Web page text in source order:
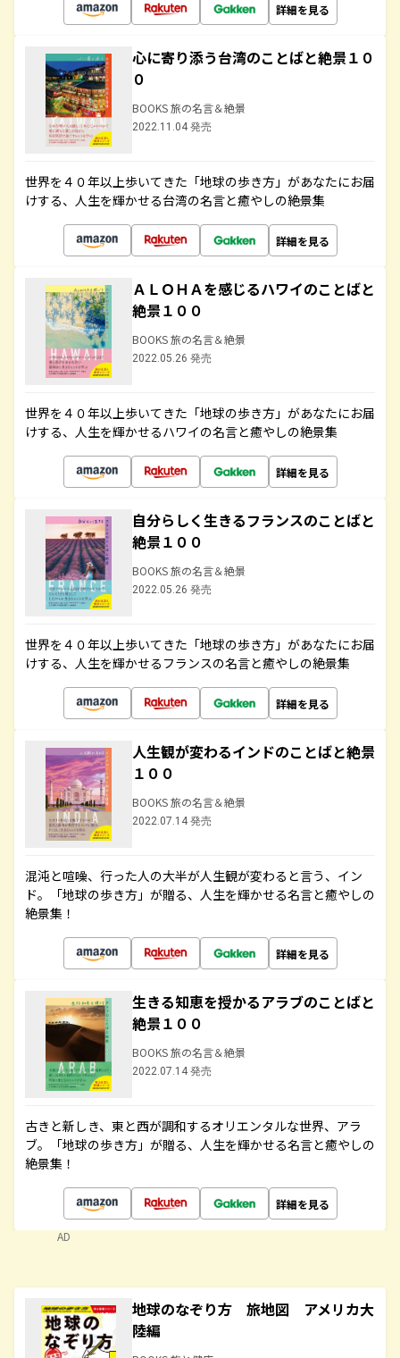
詳細を見る
心に寄り添う台湾のことばと絶景１０
０
BOOKS 旅の名言＆絶景
2022.11.04 発売
世界を４０年以上歩いてきた「地球の歩き方」があなたにお届
けする、人生を輝かせる台湾の名言と癒やしの絶景集
詳細を見る
ＡＬＯＨＡを感じるハワイのことばと
絶景１００
BOOKS 旅の名言＆絶景
2022.05.26 発売
世界を４０年以上歩いてきた「地球の歩き方」があなたにお届
けする、人生を輝かせるハワイの名言と癒やしの絶景集
詳細を見る
自分らしく生きるフランスのことばと
絶景１００
BOOKS 旅の名言＆絶景
2022.05.26 発売
世界を４０年以上歩いてきた「地球の歩き方」があなたにお届
けする、人生を輝かせるフランスの名言と癒やしの絶景集
詳細を見る
人生観が変わるインドのことばと絶景
１００
BOOKS 旅の名言＆絶景
2022.07.14 発売
混沌と喧噪、行った人の大半が人生観が変わると言う、イン
ド。「地球の歩き方」が贈る、人生を輝かせる名言と癒やしの
絶景集！
詳細を見る
生きる知恵を授かるアラブのことばと
絶景１００
BOOKS 旅の名言＆絶景
2022.07.14 発売
古きと新しき、東と西が調和するオリエンタルな世界、アラ
ブ。「地球の歩き方」が贈る、人生を輝かせる名言と癒やしの
絶景集！
詳細を見る
AD
地球のなぞり方 旅地図 アメリカ大
陸編